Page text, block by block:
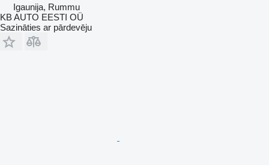
Igaunija, Rummu
KB AUTO EESTI OÜ
Sazināties ar pārdevēju